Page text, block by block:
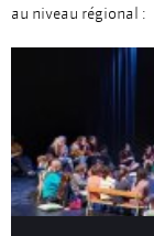
au niveau régional :